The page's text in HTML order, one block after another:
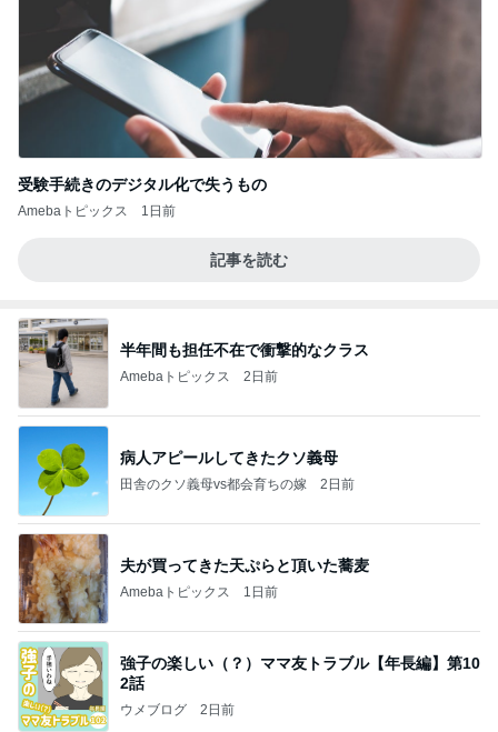
受験手続きのデジタル化で失うもの
Amebaトピックス 1日前
記事を読む
半年間も担任不在で衝撃的なクラス
Amebaトピックス 2日前
病人アピールしてきたクソ義母
田舎のクソ義母vs都会育ちの嫁 2日前
夫が買ってきた天ぷらと頂いた蕎麦
Amebaトピックス 1日前
強子の楽しい（？）ママ友トラブル【年長編】第10
2話
ウメブログ 2日前